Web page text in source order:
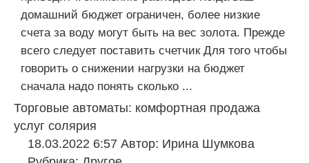
домашний бюджет ограничен, более низкие
счета за воду могут быть на вес золота. Прежде
всего следует поставить счетчик Для того чтобы
говорить о снижении нагрузки на бюджет
сначала надо понять сколько ...
Торговые автоматы: комфортная продажа
услуг солярия
18.03.2022 6:57 Автор: Ирина Шумкова